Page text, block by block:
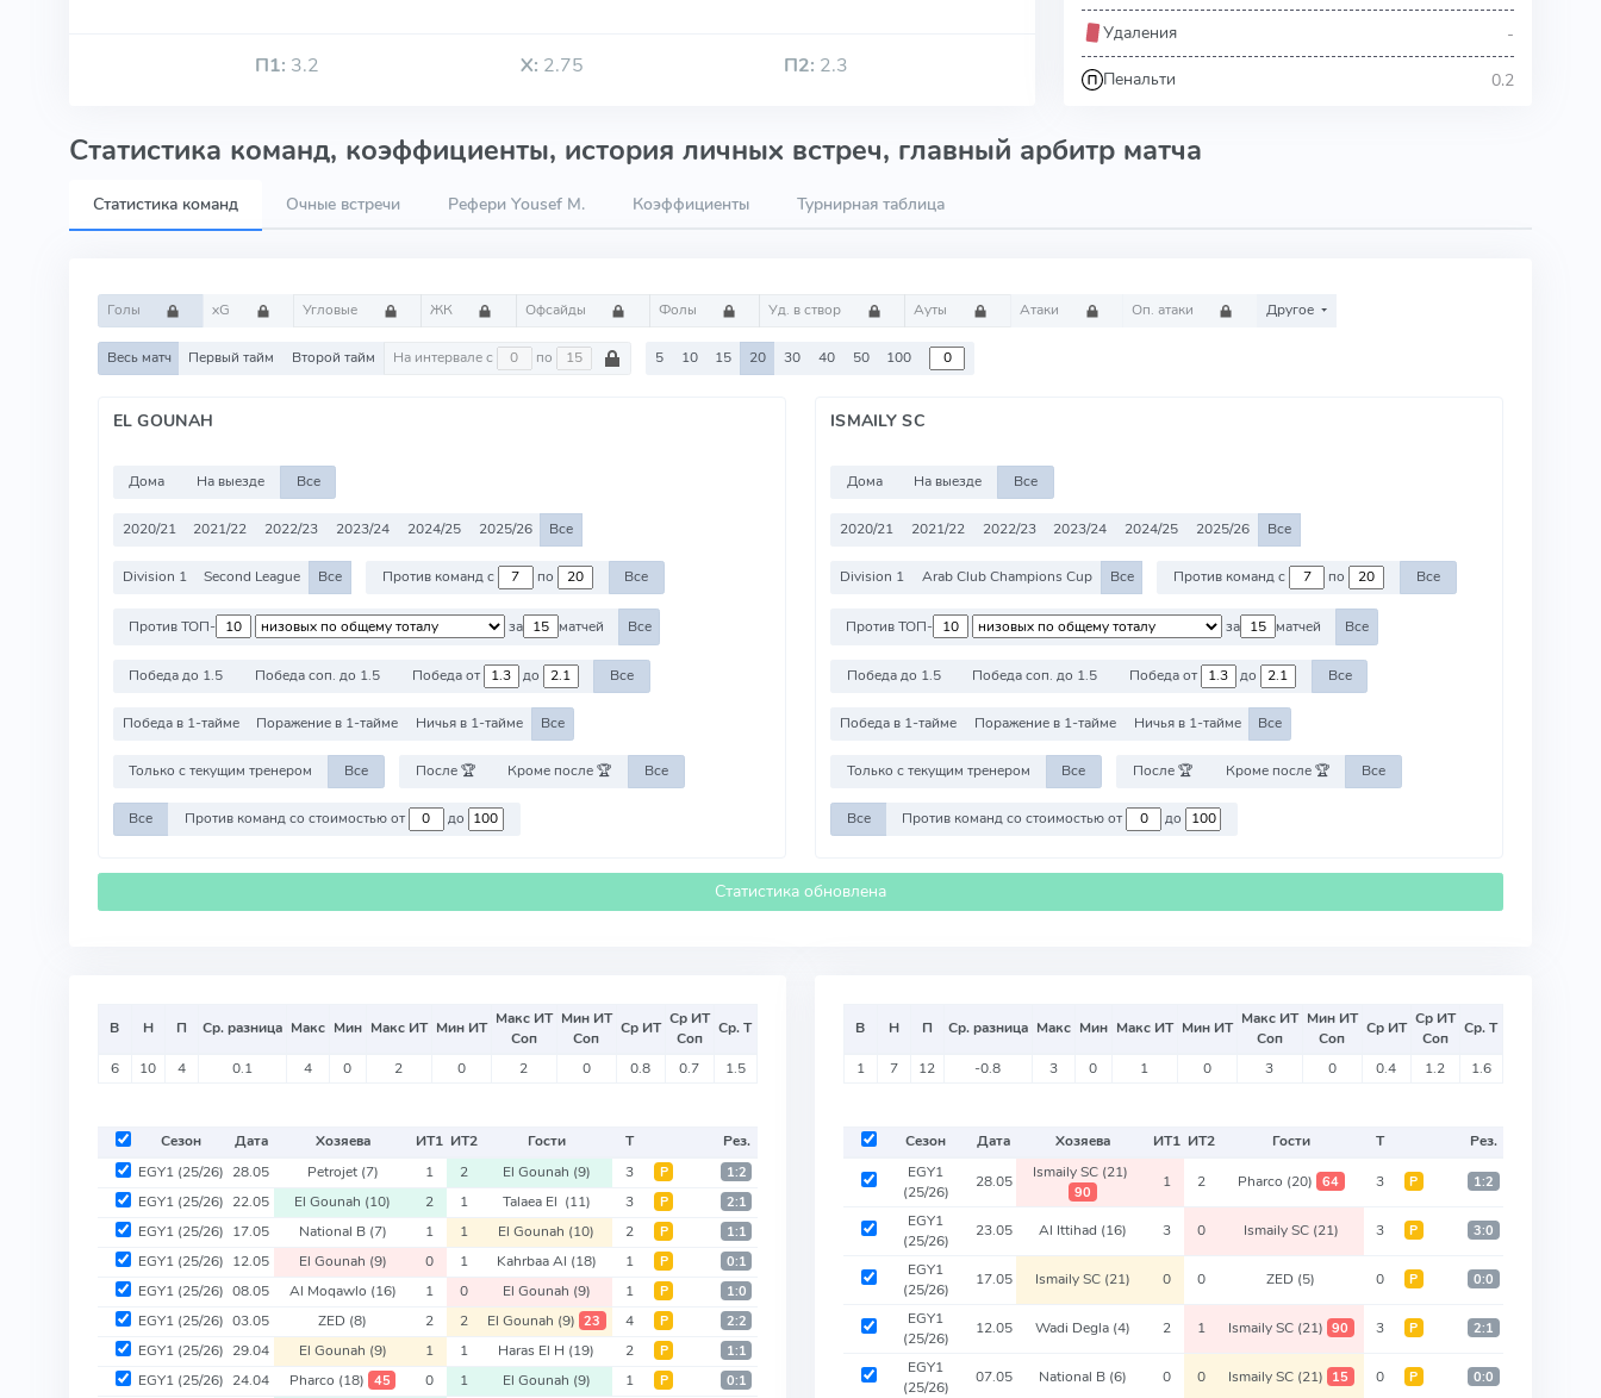
П1: 3.2 Х: 2.75 П2: 2.3
Удаления -
Пенальти 0.2
Статистика команд, коэффициенты, история личных встреч, главный арбитр матча
Статистика команд Очные встречи Рефери Yousef M. Коэффициенты Турнирная таблица
Голы xG Угловые ЖК Офсайды Фолы Уд. в створ Ауты Атаки Оп. атаки Другое
Весь матч Первый тайм Второй тайм На интервале с по 5 10 15 20 30 40 50 100
EL GOUNAH
Дома На выезде Все
2020/21 2021/22 2022/23 2023/24 2024/25 2025/26 Все
Division 1 Second League Все Против команд с по Все
Против ТОП- за матчей Все
Победа до 1.5 Победа соп. до 1.5 Победа от до Все
Победа в 1-тайме Поражение в 1-тайме Ничья в 1-тайме Все
Только с текущим тренером Все После 🏆 Кроме после 🏆 Все
Все Против команд со стоимостью от до
ISMAILY SC
Дома На выезде Все
2020/21 2021/22 2022/23 2023/24 2024/25 2025/26 Все
Division 1 Arab Club Champions Cup Все Против команд с по Все
Против ТОП- за матчей Все
Победа до 1.5 Победа соп. до 1.5 Победа от до Все
Победа в 1-тайме Поражение в 1-тайме Ничья в 1-тайме Все
Только с текущим тренером Все После 🏆 Кроме после 🏆 Все
Все Против команд со стоимостью от до
Статистика обновлена
В Н П Ср. разница Макс Мин Макс ИТ Мин ИТ Макс ИТ
Соп
Мин ИТ
Соп
Ср ИТ Ср ИТ
Соп
Ср. Т
6 10 4 0.1 4 0 2 0 2 0 0.8 0.7 1.5
Сезон Дата Хозяева ИТ1 ИТ2 Гости Т
Рез.
EGY1 (25/26) 28.05 Petrojet (7) 1 2 El Gounah (9) 3 Р 1:2
EGY1 (25/26) 22.05 El Gounah (10) 2 1 Talaea El (11) 3 Р 2:1
EGY1 (25/26) 17.05 National B (7) 1 1 El Gounah (10) 2 Р 1:1
EGY1 (25/26) 12.05 El Gounah (9) 0 1 Kahrbaa Al (18) 1 Р 0:1
EGY1 (25/26) 08.05 Al Moqawlo (16) 1 0 El Gounah (9) 1 Р 1:0
EGY1 (25/26) 03.05 ZED (8) 2 2 El Gounah (9) 23 4 Р 2:2
EGY1 (25/26) 29.04 El Gounah (9) 1 1 Haras El H (19) 2 Р 1:1
EGY1 (25/26) 24.04 Pharco (18) 45 0 1 El Gounah (9) 1 Р 0:1
В Н П Ср. разница Макс Мин Макс ИТ Мин ИТ Макс ИТ
Соп
Мин ИТ
Соп
Ср ИТ Ср ИТ
Соп
Ср. Т
1 7 12 -0.8 3 0 1 0 3 0 0.4 1.2 1.6
Сезон Дата Хозяева ИТ1 ИТ2 Гости Т
Рез.
EGY1
(25/26)
28.05 Ismaily SC (21)
90
1 2 Pharco (20) 64 3 Р 1:2
EGY1
(25/26)
23.05 Al Ittihad (16) 3 0 Ismaily SC (21) 3 Р 3:0
EGY1
(25/26)
17.05 Ismaily SC (21) 0 0 ZED (5) 0 Р 0:0
EGY1
(25/26)
12.05 Wadi Degla (4) 2 1 Ismaily SC (21) 90 3 Р 2:1
EGY1
(25/26)
07.05 National B (6) 0 0 Ismaily SC (21) 15 0 Р 0:0